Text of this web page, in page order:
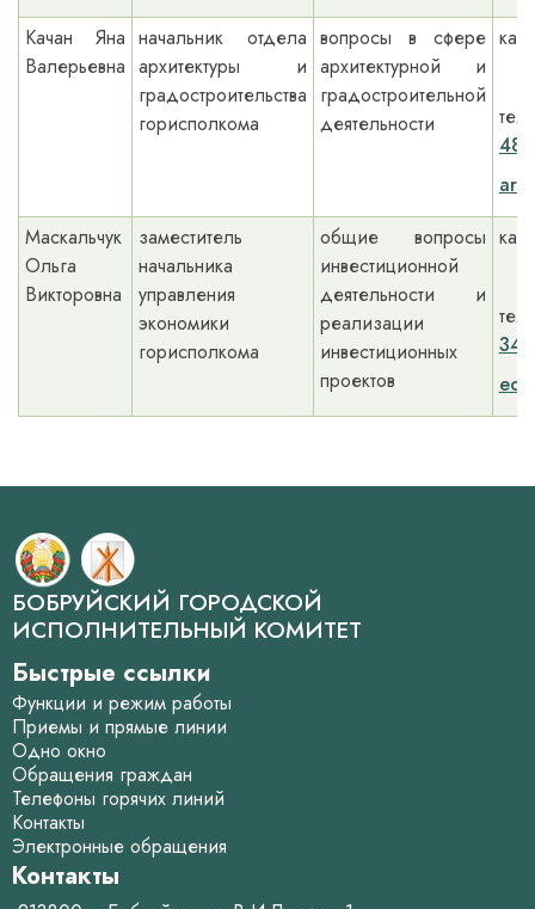
Качан Яна
Валерьевна
начальник отдела
архитектуры и
градостроительства
горисполкома
вопросы в сфере
архитектурной и
градостроительной
деятельности
тел.
48
Маскальчук
Ольга
Викторовна
заместитель
начальника
управления
экономики
горисполкома
общие вопросы
инвестиционной
деятельности и
реализации
инвестиционных
проектов
тел.
34
БОБРУЙСКИЙ ГОРОДСКОЙ
ИСПОЛНИТЕЛЬНЫЙ КОМИТЕТ
Быстрые ссылки
Функции и режим работы
Приемы и прямые линии
Одно окно
Обращения граждан
Телефоны горячих линий
Контакты
Электронные обращения
Контакты